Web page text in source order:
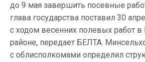
до 9 мая завершить посевные
глава государства поставил 30
с ходом весенних полевых работ
районе, передает БЕЛТА.
с облисполкомами определил